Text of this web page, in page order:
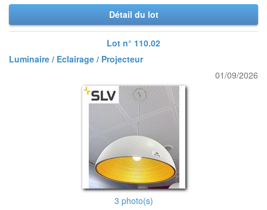
Détail du lot
Lot n° 110.02
Luminaire / Eclairage / Projecteur
01/09/2026
3 photo(s)